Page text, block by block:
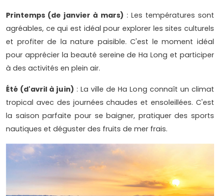
Printemps (de janvier à mars) : Les températures sont
agréables, ce qui est idéal pour explorer les sites culturels
et profiter de la nature paisible. C'est le moment idéal
pour apprécier la beauté sereine de Ha Long et participer
à des activités en plein air.
Été (d'avril à juin) : La ville de Ha Long connaît un climat
tropical avec des journées chaudes et ensoleillées. C'est
la saison parfaite pour se baigner, pratiquer des sports
nautiques et déguster des fruits de mer frais.